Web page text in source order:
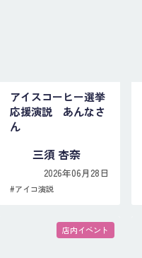
アイスコーヒー選挙
応援演説 あんなさ
ん
三須 杏奈
2026年06月28日
#アイコ演説
店内イベント